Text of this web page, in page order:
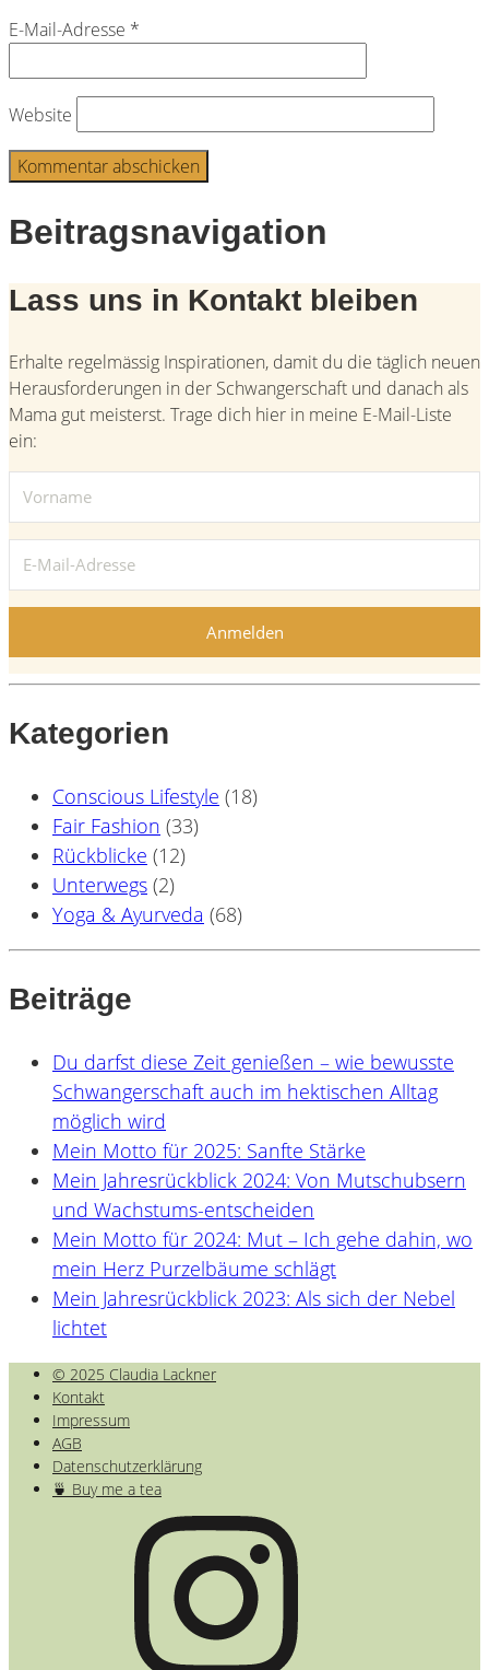
E-Mail-Adresse *
Website
Beitragsnavigation
Lass uns in Kontakt bleiben
Erhalte regelmässig Inspirationen, damit du die täglich neuen
Herausforderungen in der Schwangerschaft und danach als
Mama gut meisterst. Trage dich hier in meine E-Mail-Liste
ein:
Anmelden
Kategorien
Conscious Lifestyle (18)
Fair Fashion (33)
Rückblicke (12)
Unterwegs (2)
Yoga & Ayurveda (68)
Beiträge
Du darfst diese Zeit genießen – wie bewusste
Schwangerschaft auch im hektischen Alltag
möglich wird
Mein Motto für 2025: Sanfte Stärke
Mein Jahresrückblick 2024: Von Mutschubsern
und Wachstums-entscheiden
Mein Motto für 2024: Mut – Ich gehe dahin, wo
mein Herz Purzelbäume schlägt
Mein Jahresrückblick 2023: Als sich der Nebel
lichtet
© 2025 Claudia Lackner
Kontakt
Impressum
AGB
Datenschutzerklärung
🍵 Buy me a tea